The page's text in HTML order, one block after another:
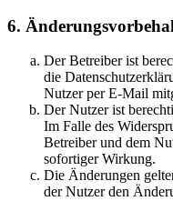
6.
Der Betreiber ist
die
Nutzer per E-Mail
Der Nutzer ist
Im Falle des
Betreiber und dem
sofortiger Wirkung.
Die Änderungen
der Nutzer den